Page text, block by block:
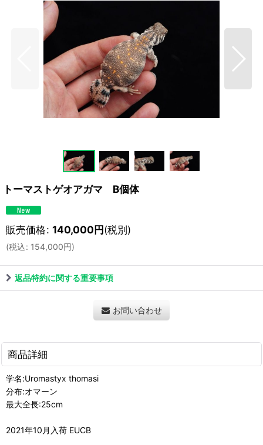
トーマストゲオアガマ B個体
販売価格: 140,000円(税別)
(税込: 154,000円)
返品特約に関する重要事項
お問い合わせ
商品詳細
学名:Uromastyx thomasi
分布:オマーン
最大全長:25cm
2021年10月入荷 EUCB